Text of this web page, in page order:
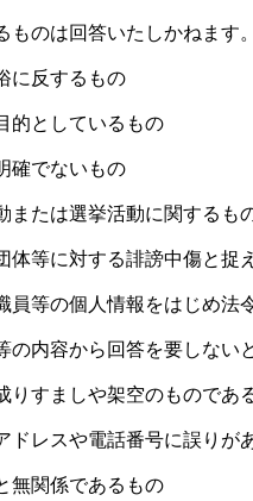
ものは回答いたしかねます。
に反するもの
的としているもの
確でないもの
または選挙活動に関するも
体等に対する誹謗中傷と捉
員等の個人情報をはじめ法
の内容から回答を要しない
りすましや架空のものであ
ドレスや電話番号に誤りが
無関係であるもの